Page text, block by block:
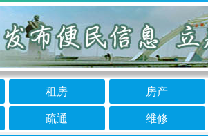
租房 房产
疏通 维修